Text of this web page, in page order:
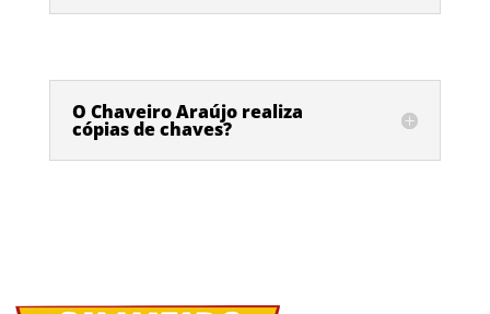
O Chaveiro Araújo realiza
cópias de chaves?